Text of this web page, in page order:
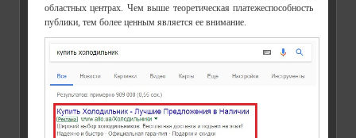
областных центрах. Чем выше теоретическая платежеспособность
публики, тем более ценным является ее внимание.